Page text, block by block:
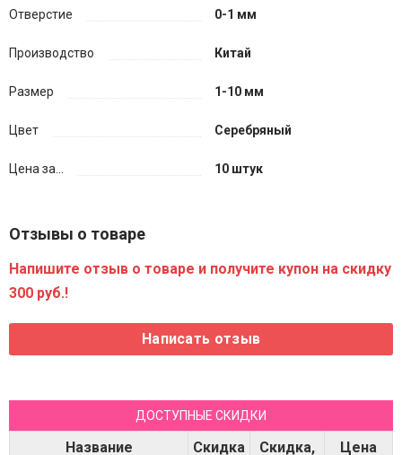
Отверстие 0-1 мм
Производство Китай
Размер 1-10 мм
Цвет Серебряный
Цена за... 10 штук
Отзывы о товаре
Напишите отзыв о товаре и получите купон на скидку
300 руб.!
ДОСТУПНЫЕ СКИДКИ
Название Скидка
Скидка,
Цена